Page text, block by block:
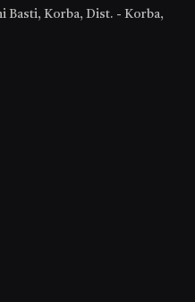
Basti, Korba, Dist. - Korba,